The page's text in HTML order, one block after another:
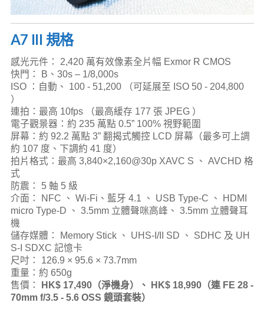
A7 III 規格
感光元件： 2,420 萬有效像素全片幅 Exmor R CMOS
快門： B、30s – 1/8,000s
ISO ：自動、 100 - 51,200 （可延展至 ISO 50 - 204,800
）
連拍：最高 10fps （最高緩存 177 張 JPEG ）
電子觀景器：約 235 萬點 0.5” 100% 視野範圍
屏幕：約 92.2 萬點 3” 翻揭式觸控 LCD 屏幕（最多可上調
約 107 度、下調約 41 度）
拍片格式：最高 3,840×2,160@30p XAVC S 、 AVCHD 格
式
防震： 5 軸 5 級
介面： NFC 、 Wi-Fi、藍牙 4.1 、 USB Type-C 、 HDMI
micro Type-D 、 3.5mm 立體聲咪高峰、 3.5mm 立體聲耳
機
儲存媒體： Memory Stick 、 UHS-I/II SD 、 SDHC 及 UH
S-I SDXC 記憶卡
尺吋： 126.9 × 95.6 × 73.7mm
重量：約 650g
售價：
HK$ 17,490（淨機身）、 HK$ 18,990（連 FE 28 -
70mm f/3.5 - 5.6 OSS 鏡頭套裝）